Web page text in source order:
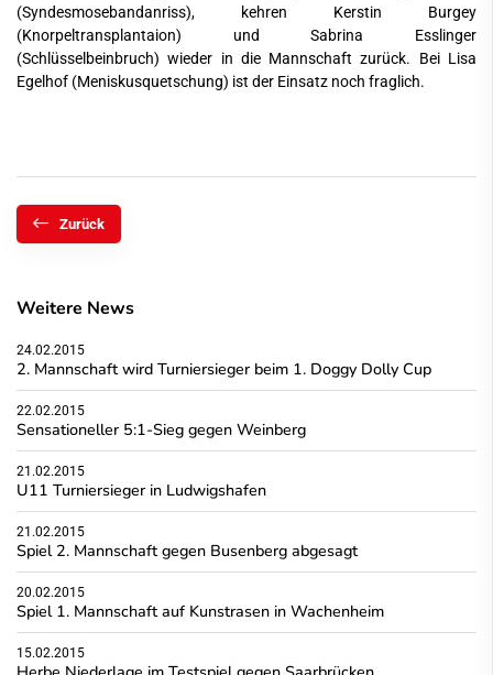
(Syndesmosebandanriss), kehren Kerstin Burgey
(Knorpeltransplantaion) und Sabrina Esslinger
(Schlüsselbeinbruch) wieder in die Mannschaft zurück. Bei Lisa
Egelhof (Meniskusquetschung) ist der Einsatz noch fraglich.
Zurück
Weitere News
24.02.2015
2. Mannschaft wird Turniersieger beim 1. Doggy Dolly Cup
22.02.2015
Sensationeller 5:1-Sieg gegen Weinberg
21.02.2015
U11 Turniersieger in Ludwigshafen
21.02.2015
Spiel 2. Mannschaft gegen Busenberg abgesagt
20.02.2015
Spiel 1. Mannschaft auf Kunstrasen in Wachenheim
15.02.2015